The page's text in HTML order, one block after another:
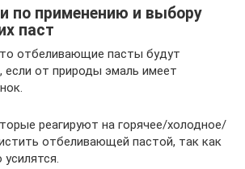
по применению и выбору
паст
отбеливающие пасты будут
от природы эмаль имеет
реагируют на горячее/холодное/
отбеливающей пастой, так как